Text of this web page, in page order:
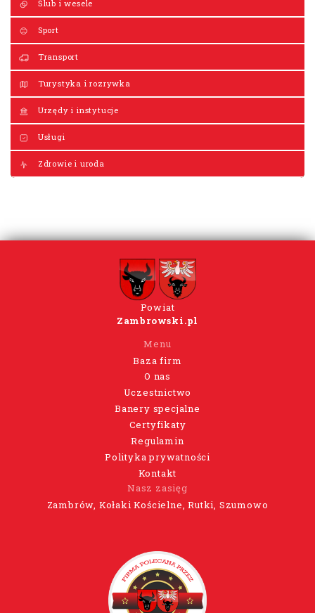
Ślub i wesele
Sport
Transport
Turystyka i rozrywka
Urzędy i instytucje
Usługi
Zdrowie i uroda
Powiat
Zambrowski.pl
Menu
Baza firm
O nas
Uczestnictwo
Banery specjalne
Certyfikaty
Regulamin
Polityka prywatności
Kontakt
Nasz zasięg
Zambrów, Kołaki Kościelne, Rutki, Szumowo